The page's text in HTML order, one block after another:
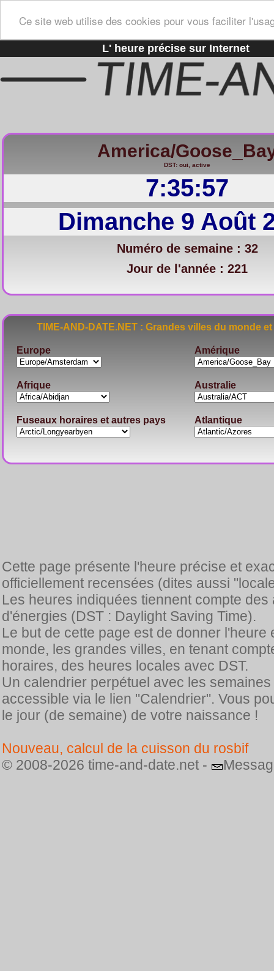
Ce site web utilise des cookies pour vous faciliter
L' heure précise sur Internet
America/
DST: oui, active
7:35:58
Dimanche 9 Août
Numéro de semaine : 32
Jour de l'année : 221
TIME-AND-DATE.NET : Grandes villes du
Europe Amérique
Afrique Australie
Fuseaux horaires et autres pays Atlantique
Cette page présente l'heure précise et
officiellement recensées (dites aussi
Les heures indiquées tiennent compte
d'énergies (DST : Daylight Saving Time).
Le but de cette page est de donner
monde, les grandes villes, en tenant
horaires, des heures locales avec DST.
Un calendrier perpétuel avec les
accessible via le lien "Calendrier". Vous
le jour (de semaine) de votre naissance !
Nouveau, calcul de la cuisson du rosbif
© 2008-2026 time-and-date.net -